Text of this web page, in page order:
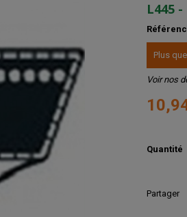
L445
Plus
Voir nos
Quantité
Partager